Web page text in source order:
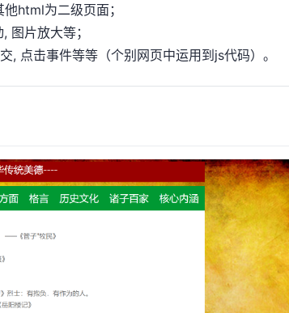
html为二级页面；
图片放大等；
, 点击事件等等（个别网页中运用到js代码）。